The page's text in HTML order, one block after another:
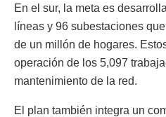
En el sur, la meta es
líneas y 96 subestaciones
de un millón de hogares.
operación de los 5,097
mantenimiento de la red.
El plan también integra un